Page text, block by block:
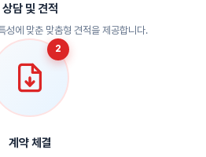
상담 및 견적
성에 맞춘 맞춤형 견적을 제공합니다.
2
계약 체결